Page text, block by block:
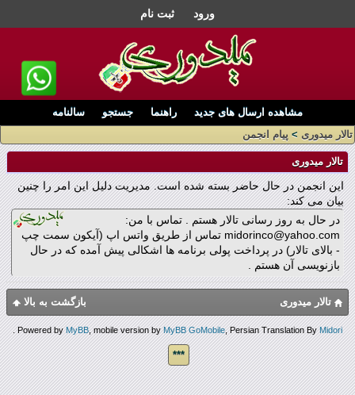
ورود ثبت نام
مشاهده ارسال های جدید راهنما جستجو
سالنامه
تالار میدوری > پیام انجمن
تالار میدوری
این انجمن در حال حاضر بسته شده است. مدیریت دلیل این امر را چنین
بیان می کند:
در حال به روز رسانی تالار هستم . تماس با من:
midorinco@yahoo.com تماس از طریق واتس اپ (آیکون سمت چپ
- بالای تالار) در پرداخت پولی برنامه ها اشکالی پیش آمده که در حال
بازنویسی آن هستم .
بازگشت به بالا تالار میدوری
Powered byMyBB, mobile version byMyBB GoMobile, Persian Translation ByMidori
.
***